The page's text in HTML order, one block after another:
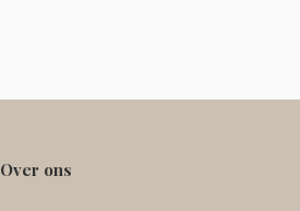
Over ons